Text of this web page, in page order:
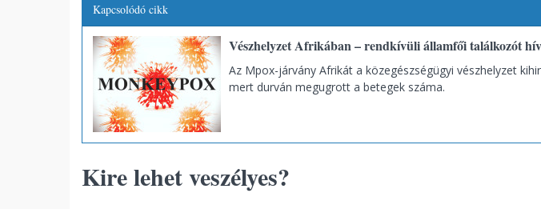
Kapcsolódó cikk
Vészhelyzet Afrikában – rendkívüli államfői találkozót
Az Mpox-járvány Afrikát a közegészségügyi vészhelyzet
mert durván megugrott a betegek száma.
Kire lehet veszélyes?